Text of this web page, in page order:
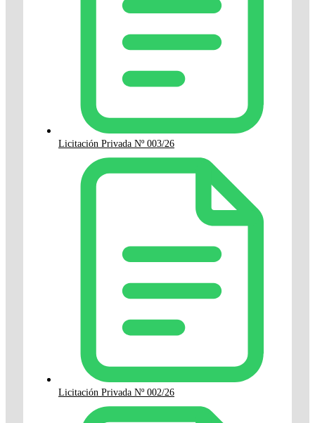
Licitación Privada Nº 003/26
Licitación Privada Nº 002/26